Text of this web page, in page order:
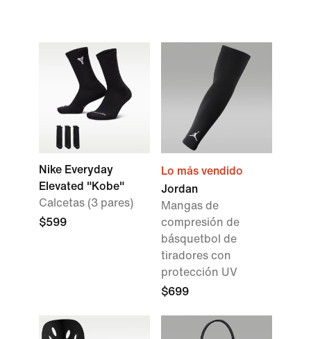
Nike Everyday
Elevated "Kobe"
Calcetas (3 pares)
$599
Lo más vendido
Jordan
Mangas de
compresión de
básquetbol de
tiradores con
protección UV
$699